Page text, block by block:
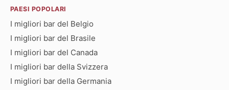
PAESI POPOLARI
I migliori bar del Belgio
I migliori bar del Brasile
I migliori bar del Canada
I migliori bar della Svizzera
I migliori bar della Germania